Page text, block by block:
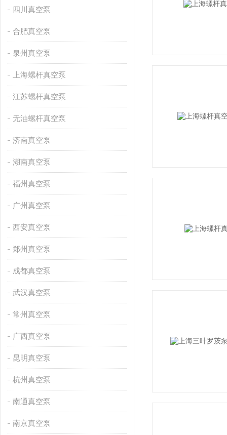
四川真空泵
合肥真空泵
泉州真空泵
上海螺杆真空泵
江苏螺杆真空泵
无油螺杆真空泵
济南真空泵
湖南真空泵
福州真空泵
广州真空泵
西安真空泵
郑州真空泵
成都真空泵
武汉真空泵
常州真空泵
广西真空泵
昆明真空泵
杭州真空泵
南通真空泵
南京真空泵